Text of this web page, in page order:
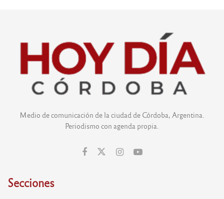
Medio de comunicación de la ciudad de Córdoba, Argentina.
Periodismo con agenda propia.
Secciones